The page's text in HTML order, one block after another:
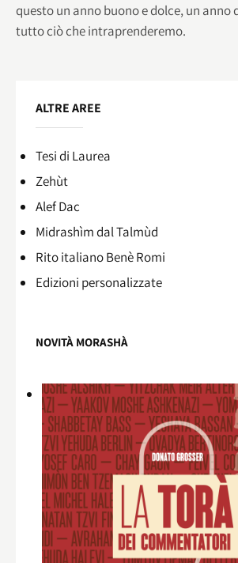
questo un anno buono e dolce, un anno
tutto ciò che intraprenderemo.
ALTRE AREE
Tesi di Laurea
Zehùt
Alef Dac
Midrashìm dal Talmùd
Rito italiano Benè Romi​
Edizioni personalizzate
NOVITÀ MORASHÀ